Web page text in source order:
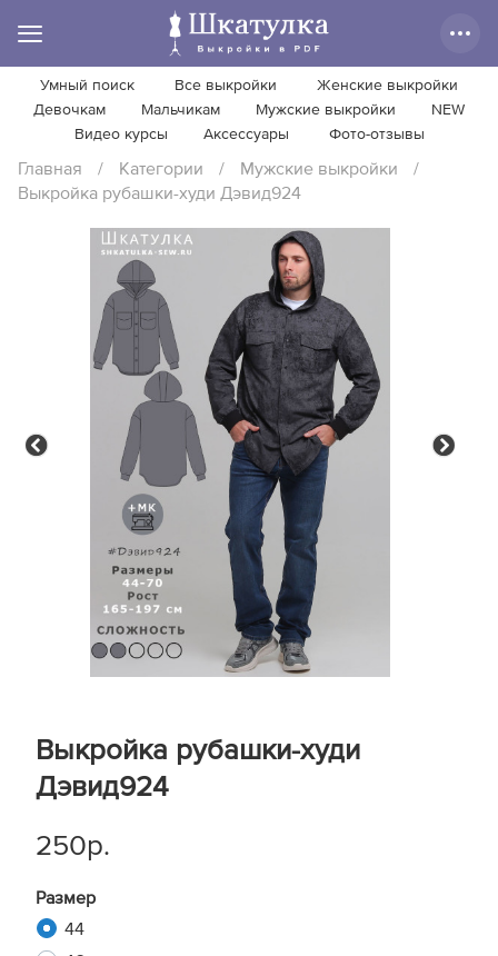
Умный поиск Все выкройки
Женские выкройки
Девочкам
Мальчикам Мужские выкройки
NEW
Видео курсы
Аксессуары Фото-отзывы
Главная / Категории / Мужские выкройки
/
Выкройка рубашки-худи Дэвид924
Выкройка рубашки-худи
Дэвид924
250р.
Размер
44